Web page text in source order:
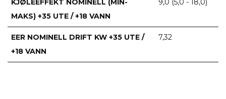
KJØLEEFFEKT NOMINELL (MIN-
MAKS) +35 UTE / +18 VANN
9,0 (5,0 - 18,0)
EER NOMINELL DRIFT KW +35 UTE /
+18 VANN
7,32